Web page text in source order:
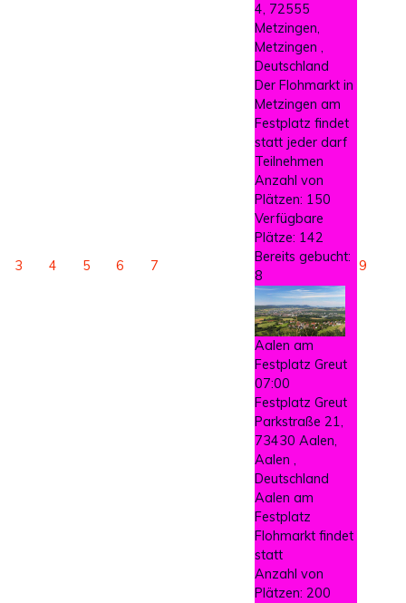
3 4 5 6 7
4, 72555
Metzingen,
Metzingen ,
Deutschland
Der Flohmarkt in
Metzingen am
Festplatz findet
statt jeder darf
Teilnehmen
Anzahl von
Plätzen: 150
Verfügbare
Plätze: 142
Bereits gebucht:
8
Aalen am
Festplatz Greut
07:00
Festplatz Greut
Parkstraße 21,
73430 Aalen,
Aalen ,
Deutschland
Aalen am
Festplatz
Flohmarkt findet
statt
Anzahl von
Plätzen: 200
9